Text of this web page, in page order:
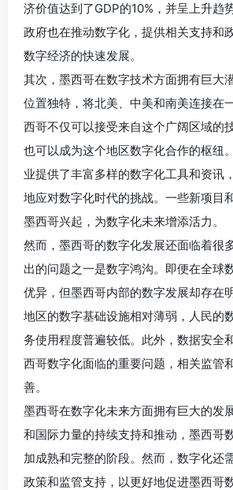
济价值达到了GDP的10%，并呈上升趋
政府也在推动数字化，提供相关支持和
数字经济的快速发展。
其次，墨西哥在数字技术方面拥有巨大
位置独特，将北美、中美和南美连接在
西哥不仅可以接受来自这个广阔区域的
也可以成为这个地区数字化合作的枢纽
业提供了丰富多样的数字化工具和资讯
地应对数字化时代的挑战。一些新项目
墨西哥兴起，为数字化未来增添活力。
然而，墨西哥的数字化发展还面临着很
出的问题之一是数字鸿沟。即便在全球
优异，但墨西哥内部的数字发展却存在
地区的数字基础设施相对薄弱，人民的
务使用程度普遍较低。此外，数据安全
西哥数字化面临的重要问题，相关监管
善。
墨西哥在数字化未来方面拥有巨大的发
和国际力量的持续支持和推动，墨西哥
加成熟和完整的阶段。然而，数字化还
政策和监管支持，以更好地促进墨西哥